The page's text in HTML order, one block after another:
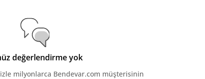
değerlendirme yok
milyonlarca Bendevar.com müşterisinin